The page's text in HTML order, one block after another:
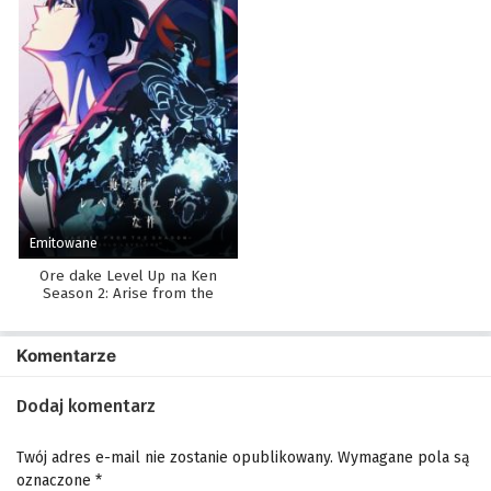
Emitowane
Ore dake Level Up na Ken
Season 2: Arise from the
Komentarze
Dodaj komentarz
Twój adres e-mail nie zostanie opublikowany. Wymagane pola są
oznaczone *